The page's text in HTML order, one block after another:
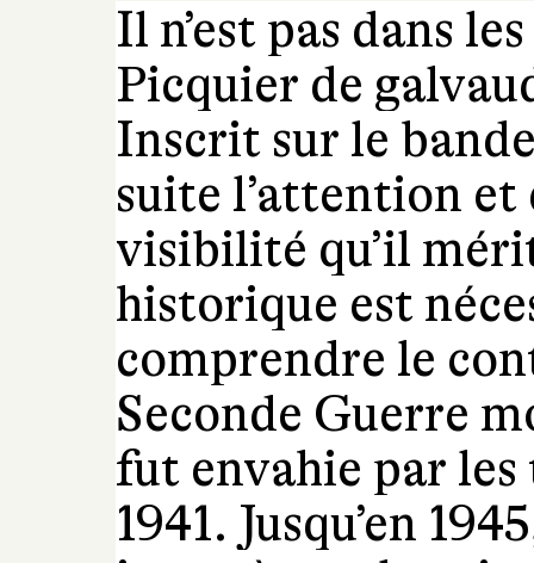
Il n’est pas dans
Picquier de
Inscrit sur le
suite l’attention
visibilité qu’il
historique est
comprendre le
Seconde Guerre
fut envahie par les
1941. Jusqu’en